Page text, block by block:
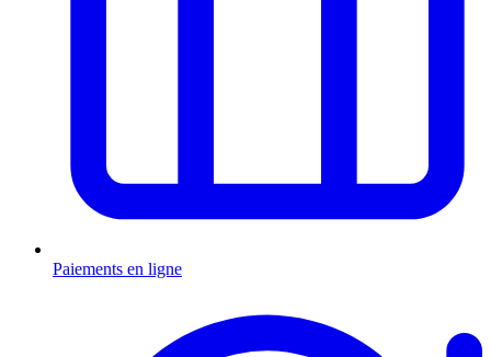
Paiements en ligne